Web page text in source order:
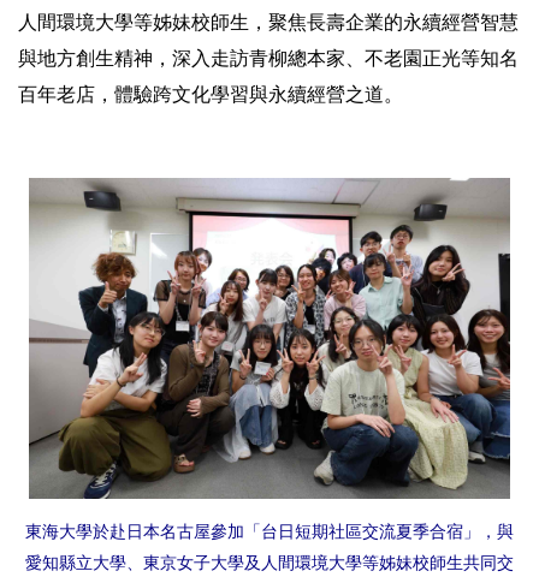
人間環境大學等姊妹校師生，聚焦長壽企業的永續經營智慧
與地方創生精神，深入走訪青柳總本家、不老園正光等知名
百年老店，體驗跨文化學習與永續經營之道。
東海大學於赴日本名古屋參加「台日短期社區交流夏季合宿」，與
愛知縣立大學、東京女子大學及人間環境大學等姊妹校師生共同交